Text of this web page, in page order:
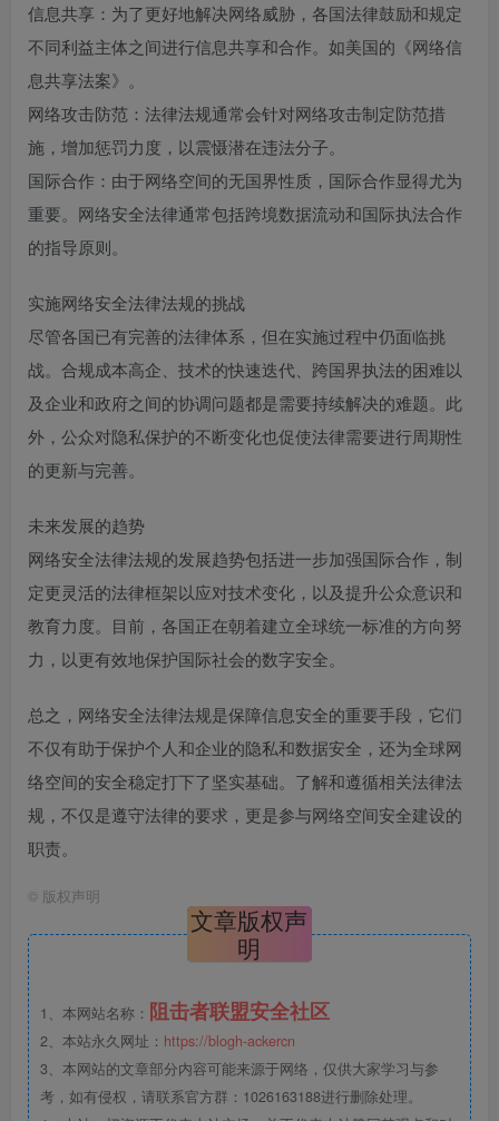
信息共享：为了更好地解决网络威胁，各国法律鼓励和规定
不同利益主体之间进行信息共享和合作。如美国的《网络信
息共享法案》。
网络攻击防范：法律法规通常会针对网络攻击制定防范措
施，增加惩罚力度，以震慑潜在违法分子。
国际合作：由于网络空间的无国界性质，国际合作显得尤为
重要。网络安全法律通常包括跨境数据流动和国际执法合作
的指导原则。
实施网络安全法律法规的挑战
尽管各国已有完善的法律体系，但在实施过程中仍面临挑
战。合规成本高企、技术的快速迭代、跨国界执法的困难以
及企业和政府之间的协调问题都是需要持续解决的难题。此
外，公众对隐私保护的不断变化也促使法律需要进行周期性
的更新与完善。
未来发展的趋势
网络安全法律法规的发展趋势包括进一步加强国际合作，制
定更灵活的法律框架以应对技术变化，以及提升公众意识和
教育力度。目前，各国正在朝着建立全球统一标准的方向努
力，以更有效地保护国际社会的数字安全。
总之，网络安全法律法规是保障信息安全的重要手段，它们
不仅有助于保护个人和企业的隐私和数据安全，还为全球网
络空间的安全稳定打下了坚实基础。了解和遵循相关法律法
规，不仅是遵守法律的要求，更是参与网络空间安全建设的
职责。
© 版权声明
文章版权声
明
1、本网站名称： 阻击者联盟安全社区
2、本站永久网址： https://blogh-ackercn
3、本网站的文章部分内容可能来源于网络，仅供大家学习与参
考，如有侵权，请联系官方群：1026163188进行删除处理。